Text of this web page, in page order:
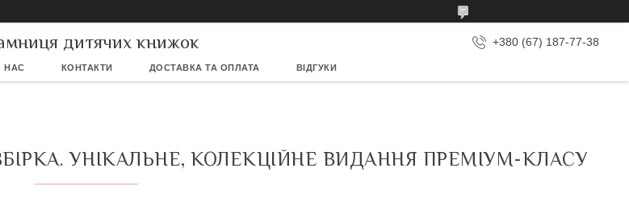
дитячих книжок +380 (67) 187-77-38
НАС КОНТАКТИ ДОСТАВКА ТА ОПЛАТА ВІДГУКИ
УНІКАЛЬНЕ, КОЛЕКЦІЙНЕ ВИДАННЯ ПРЕМІУМ-КЛАСУ